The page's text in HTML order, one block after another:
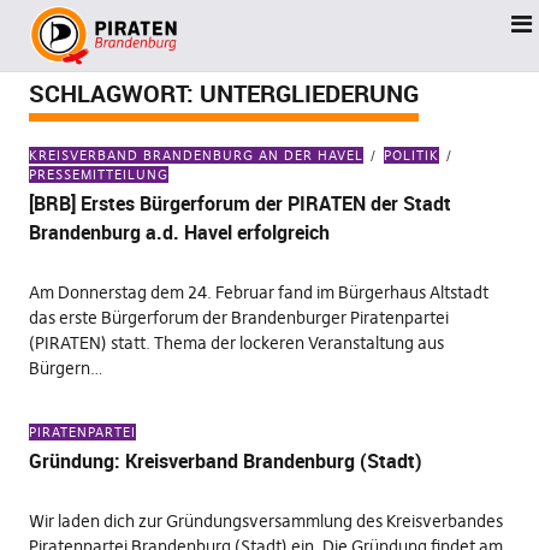
SCHLAGWORT: UNTERGLIEDERUNG
KREISVERBAND BRANDENBURG AN DER HAVEL
POLITIK
PRESSEMITTEILUNG
[BRB] Erstes Bürgerforum der PIRATEN der Stadt
Brandenburg a.d. Havel erfolgreich
Am Donnerstag dem 24. Februar fand im Bürgerhaus Altstadt
das erste Bürgerforum der Brandenburger Piratenpartei
(PIRATEN) statt. Thema der lockeren Veranstaltung aus
Bürgern…
PIRATENPARTEI
Gründung: Kreisverband Brandenburg (Stadt)
Wir laden dich zur Gründungsversammlung des Kreisverbandes